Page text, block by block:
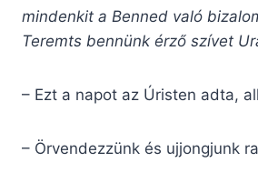
mindenkit a Benned való
Teremts bennünk érző szívet
– Ezt a napot az Úristen adta,
– Örvendezzünk és ujjongjunk